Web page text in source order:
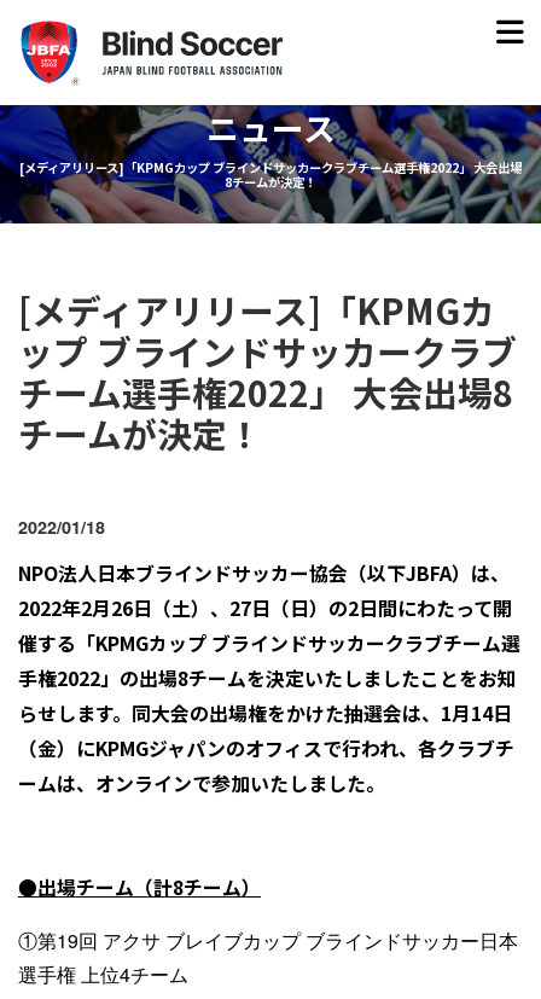
ニュース
[メディアリリース]「KPMGカップ ブラインドサッカークラブチーム選手権2022」 大会出場
8チームが決定！
[メディアリリース]「KPMGカ
ップ ブラインドサッカークラブ
チーム選手権2022」 大会出場8
チームが決定！
2022/01/18
NPO法人日本ブラインドサッカー協会（以下JBFA）は、
2022年2月26日（土）、27日（日）の2日間にわたって開
催する「KPMGカップ ブラインドサッカークラブチーム選
手権2022」の出場8チームを決定いたしましたことをお知
らせします。同大会の出場権をかけた抽選会は、1月14日
（金）にKPMGジャパンのオフィスで行われ、各クラブチ
ームは、オンラインで参加いたしました。
●出場チーム（計8チーム）
①第19回 アクサ ブレイブカップ ブラインドサッカー日本
選手権 上位4チーム